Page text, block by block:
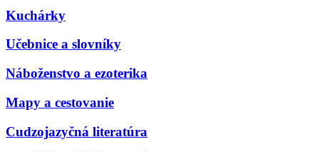
Kuchárky
Učebnice a slovníky
Náboženstvo a ezoterika
Mapy a cestovanie
Cudzojazyčná literatúra